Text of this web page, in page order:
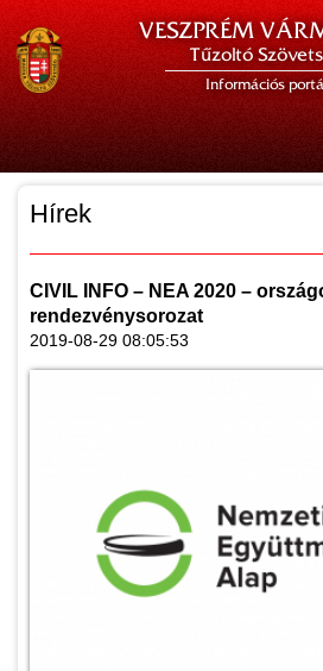
VESZPRÉM
Tűzoltó
Információs
Hírek
CIVIL INFO – NEA 2020 –
rendezvénysorozat
2019-08-29 08:05:53